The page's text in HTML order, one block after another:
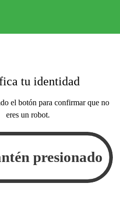
tu identidad
el botón para confirmar que no
eres un robot.